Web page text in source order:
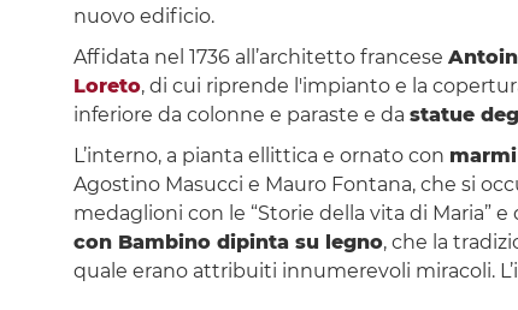
nuovo edificio.
Affidata nel 1736 all’architetto francese
Loreto, di cui riprende l'impianto e la
inferiore da colonne e paraste e da statue
L’interno, a pianta ellittica e ornato con
Agostino Masucci e Mauro Fontana, che si
medaglioni con le “Storie della vita di Maria”
con Bambino dipinta su legno, che la
quale erano attribuiti innumerevoli miracoli.